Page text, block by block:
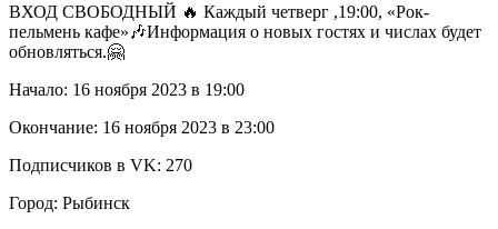
ВХОД СВОБОДНЫЙ 🔥 Каждый четверг ,19:00, «Рок-
пельмень кафе»🎶Информация о новых гостях и числах будет
обновляться.🤗
Начало: 16 ноября 2023 в 19:00
Окончание: 16 ноября 2023 в 23:00
Подписчиков в VK: 270
Город: Рыбинск